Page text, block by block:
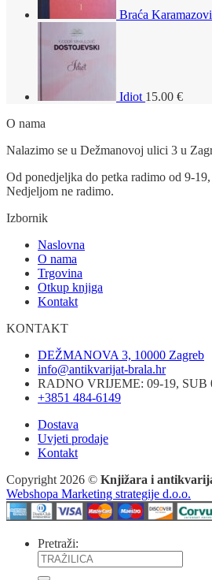
Braća Karamazovi
Idiot 15.00 €
O nama
Nalazimo se u Dežmanovoj ulici 3 u
Od ponedjeljka do petka radimo od 9-
Nedjeljom ne radimo.
Izbornik
Naslovna
O nama
Trgovina
Otkup knjiga
Kontakt
KONTAKT
DEŽMANOVA 3, 10000 Zagreb
info@antikvarijat-brala.hr
RADNO VRIJEME: 09-19, SUB
+3851 484-6149
Dostava
Uvjeti prodaje
Kontakt
Copyright 2026 © Knjižara i
Webshopa Marketing strategije d.o.o.
Pretraži: